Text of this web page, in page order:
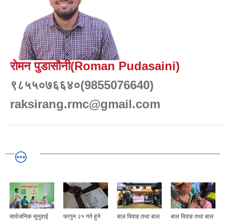
रोमन पुडासौनी(Roman Pudasaini)
९८५५०७६६४०(9855076640)
raksirang.rmc@gmail.com
सार्वजनिक सुनुवाई
फागुन २१ गते हुने
बाल विवाह तथा बाल
बाल विवाह तथा बाल